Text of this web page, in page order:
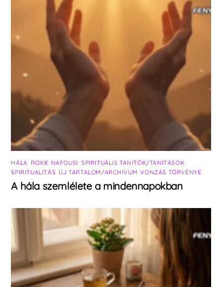
HÁLA ROXIE NAFOUSI SPIRITUÁLIS TANÍTÓK/TANÍTÁSOK
SPIRITUALITÁS ÚJ TARTALOM/ARCHÍVUM ,VONZÁS TÖRVÉNYE
A hála szemlélete a mindennapokban